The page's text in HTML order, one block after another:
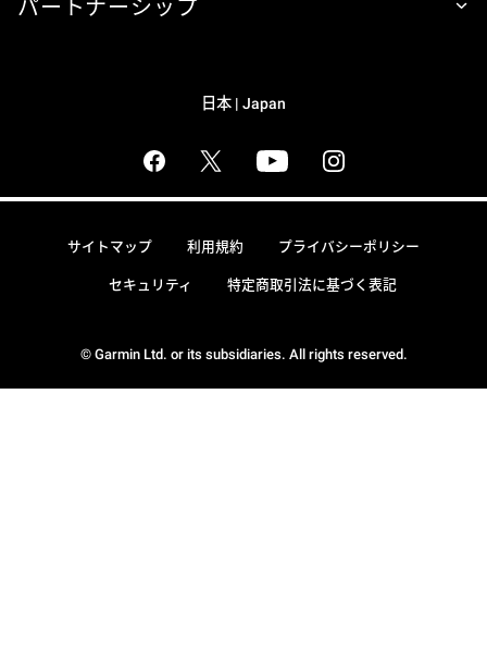
日本 | Japan
© Garmin Ltd. or its subsidiaries. All rights reserved.
サイトマップ 利用規約 プライバシーポリシー
セキュリティ 特定商取引法に基づく表記